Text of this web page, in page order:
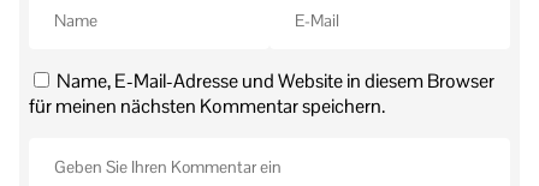
Name, E-Mail-Adresse und Website in diesem Browser
für meinen nächsten Kommentar speichern.